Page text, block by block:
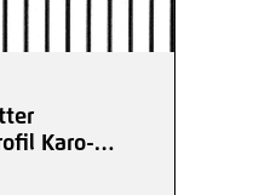
Karo-